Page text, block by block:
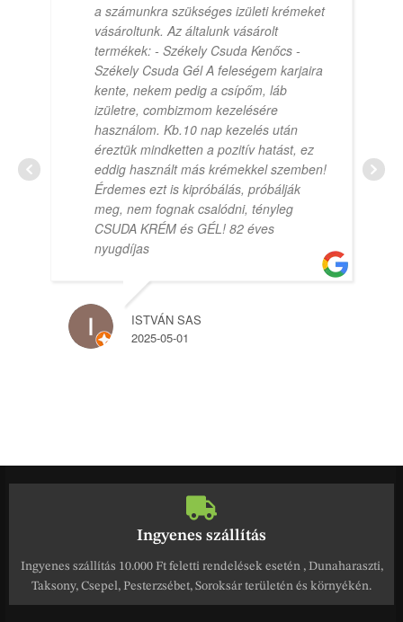
a számunkra szükséges izületi krémeket
vásároltunk. Az általunk vásárolt
termékek: - Székely Csuda Kenőcs -
Székely Csuda Gél A feleségem karjaira
kente, nekem pedig a csípőm, láb
izületre, combizmom kezelésére
használom. Kb.10 nap kezelés után
éreztük mindketten a pozitív hatást, ez
eddig használt más krémekkel szemben!
Érdemes ezt is kipróbálás, próbálják
meg, nem fognak csalódni, tényleg
CSUDA KRÉM és GÉL! 82 éves
nyugdíjas
ISTVÁN SAS
2025-05-01
Ingyenes szállítás
Ingyenes szállítás 10.000 Ft feletti rendelések esetén , Dunaharaszti,
Taksony, Csepel, Pesterzsébet, Soroksár területén és környékén.